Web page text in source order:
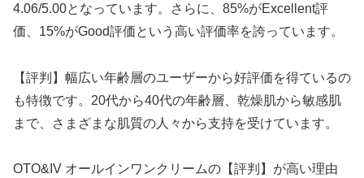
4.06/5.00となっています。さらに、85%がExcellent評
価、15%がGood評価という高い評価率を誇っています。
【評判】幅広い年齢層のユーザーから好評価を得ているの
も特徴です。20代から40代の年齢層、乾燥肌から敏感肌
まで、さまざまな肌質の人々から支持を受けています。
OTO&IV オールインワンクリームの【評判】が高い理由